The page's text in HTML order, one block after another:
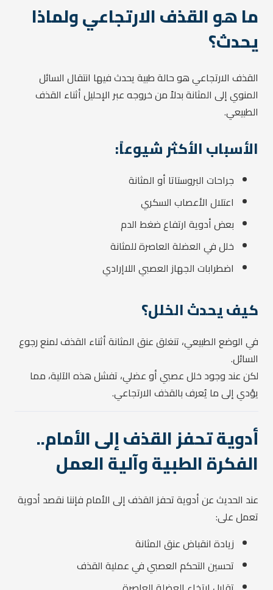
ما هو القذف الارتجاعي ولماذا
يحدث؟
القذف الارتجاعي هو حالة طبية يحدث فيها انتقال السائل
المنوي إلى المثانة بدلاً من خروجه عبر الإحليل أثناء القذف
الطبيعي.
الأسباب الأكثر شيوعاً:
جراحات البروستاتا أو المثانة
اعتلال الأعصاب السكري
بعض أدوية ارتفاع ضغط الدم
خلل في العضلة العاصرة للمثانة
اضطرابات الجهاز العصبي اللاإرادي
كيف يحدث الخلل؟
في الوضع الطبيعي، تنغلق عنق المثانة أثناء القذف لمنع رجوع
السائل.
لكن عند وجود خلل عصبي أو عضلي، تفشل هذه الآلية، مما
يؤدي إلى ما يُعرف بالقذف الارتجاعي.
أدوية تحفز القذف إلى الأمام..
الفكرة الطبية وآلية العمل
عند الحديث عن أدوية تحفز القذف إلى الأمام فإننا نقصد أدوية
تعمل على:
زيادة انقباض عنق المثانة
تحسين التحكم العصبي في عملية القذف